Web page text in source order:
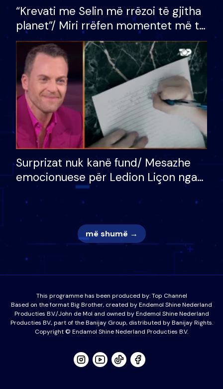
“Krevati me Selin më rrëzoi të gjitha
planet”/ Miri rrëfen momentet më të
bukura në shtëpinë e BB VIP: Do më
mungojë zilja e mëngjesit kur…
Surprizat nuk kanë fund/ Mesazhe
emocionuese për Ledion Liçon nga
nëna dhe fëmijët e tij, moderatori
nuk i mban dot lotët: Nuk meritoj…
më shumë →
This programme has been produced by:Top Channel
Based on the format Big Brother, created by Endemol Shine Nederland
Producties B.V./John de Mol and owned by Endemol Shine Nederland
Producties BV., part of the Banijay Group, distributed by Banijay Rights.
Copyright © Endamol Shine Nederland Producties B.V.